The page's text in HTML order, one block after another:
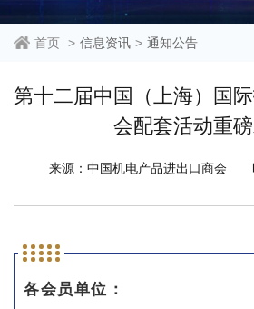
首页 > 信息资讯 > 通知公告
第十二届中国（上海）国
会配套活动重
来源：中国机电产品进出口商会
各会员单位：